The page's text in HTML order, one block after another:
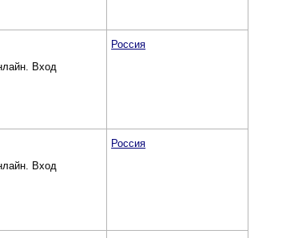
Вход
Россия
Вход
Россия